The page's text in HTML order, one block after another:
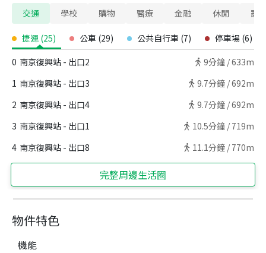
物件特色
機能
交通 學校 購物 醫療 金融 休閒 寵
捷運 (25) 公車 (29) 公共自行車 (7) 停車場 (6)
0 南京復興站 - 出口2 9分鐘 /633m
1 南京復興站 - 出口3 9.7分鐘 /692m
2 南京復興站 - 出口4 9.7分鐘 /692m
3 南京復興站 - 出口1 10.5分鐘 / 719m
4 南京復興站 - 出口8 11.1分鐘 / 770m
完整周邊生活圈